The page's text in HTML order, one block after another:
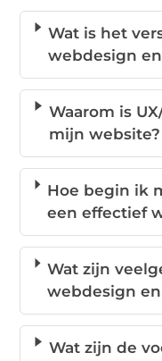
Wat is het
webdesign
Waarom is
mijn website?
Hoe begin ik
een effectief
Wat zijn
webdesign
Wat zijn de